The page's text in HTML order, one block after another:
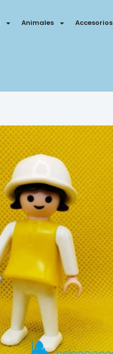
Animales Accesorios